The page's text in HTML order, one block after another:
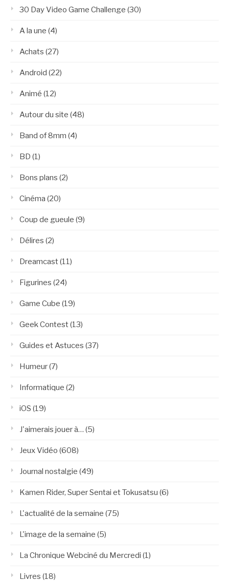
30 Day Video Game Challenge (30)
A la une (4)
Achats (27)
Android (22)
Animé (12)
Autour du site (48)
Band of 8mm (4)
BD (1)
Bons plans (2)
Cinéma (20)
Coup de gueule (9)
Délires (2)
Dreamcast(11)
Figurines (24)
Game Cube (19)
Geek Contest(13)
Guides et Astuces (37)
Humeur(7)
Informatique (2)
iOS (19)
J'aimerais jouer à… (5)
Jeux Vidéo (608)
Journal nostalgie (49)
Kamen Rider, Super Sentai et Tokusatsu (6)
L'actualité de la semaine (75)
L'image de la semaine (5)
La Chronique Webciné du Mercredi (1)
Livres (18)